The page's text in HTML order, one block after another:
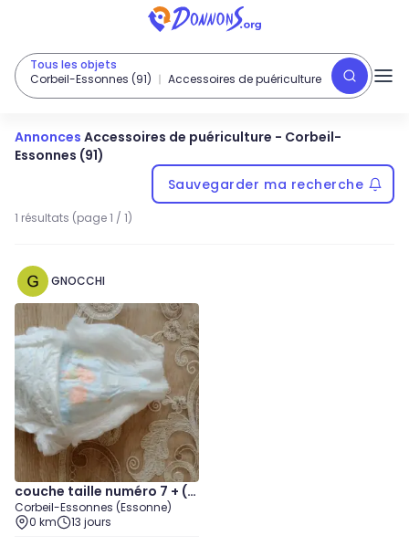
Tous les objets
Corbeil-Essonnes (91)
Accessoires de puériculture
Annonces Accessoires de puériculture - Corbeil-
Essonnes (91)
Sauvegarder ma recherche
1 résultats (page 1 / 1)
GNOCCHI
couche taille numéro 7 + (1
8 kg)
Corbeil-Essonnes (Essonne)
0 km
13 jours